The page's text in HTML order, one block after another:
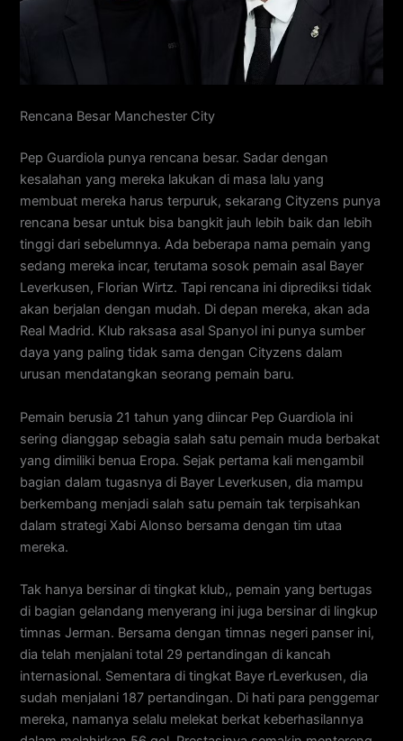
Rencana Besar Manchester City
Pep Guardiola punya rencana besar. Sadar dengan
kesalahan yang mereka lakukan di masa lalu yang
membuat mereka harus terpuruk, sekarang Cityzens punya
rencana besar untuk bisa bangkit jauh lebih baik dan lebih
tinggi dari sebelumnya. Ada beberapa nama pemain yang
sedang mereka incar, terutama sosok pemain asal Bayer
Leverkusen, Florian Wirtz. Tapi rencana ini diprediksi tidak
akan berjalan dengan mudah. Di depan mereka, akan ada
Real Madrid. Klub raksasa asal Spanyol ini punya sumber
daya yang paling tidak sama dengan Cityzens dalam
urusan mendatangkan seorang pemain baru.
Pemain berusia 21 tahun yang diincar Pep Guardiola ini
sering dianggap sebagia salah satu pemain muda berbakat
yang dimiliki benua Eropa. Sejak pertama kali mengambil
bagian dalam tugasnya di Bayer Leverkusen, dia mampu
berkembang menjadi salah satu pemain tak terpisahkan
dalam strategi Xabi Alonso bersama dengan tim utaa
mereka.
Tak hanya bersinar di tingkat klub,, pemain yang bertugas
di bagian gelandang menyerang ini juga bersinar di lingkup
timnas Jerman. Bersama dengan timnas negeri panser ini,
dia telah menjalani total 29 pertandingan di kancah
internasional. Sementara di tingkat Baye rLeverkusen, dia
sudah menjalani 187 pertandingan. Di hati para penggemar
mereka, namanya selalu melekat berkat keberhasilannya